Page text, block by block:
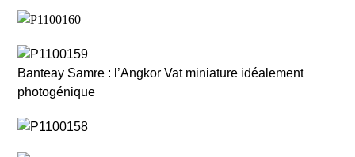
Banteay Samre : l ’Angkor Vat miniature idéalement
photogénique